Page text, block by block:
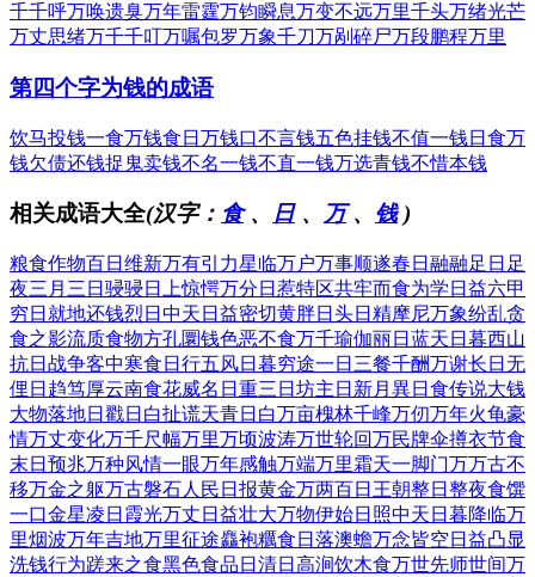
千千呼万唤遗臭万年雷霆万钧瞬息万变不远万里千头万绪光芒
万丈思绪万千千叮万嘱包罗万象千刀万剐 碎尸万段鹏程万里
第四个字为钱的成语
饮马投钱一食万钱食日万钱口不言钱五色挂钱不值一钱日食万
钱欠债还钱捉鬼卖钱不名一钱不直一钱万选青钱不惜本钱
相关成语大全(汉字： 食、 日、 万、 钱)
粮食作物百日维新万有引力星临万户万事顺遂春日融融足日足
夜三月三日 骎骎日上惊愕万分 日惹特区共牢而食为学日益六甲
穷日 就地还钱烈日中天 日益密切黄胖日头日精摩尼万象纷乱贪
食之影流质食物方孔圜钱色恶不食万千瑜伽丽日蓝天 日暮西山
抗日战争客中寒食 日行五风日暮穷途一日三餐千酬万谢长日无
俚 日趋笃厚云南食花威名日重三日坊主 日新月異日食传说大钱
大物落地日戳日白扯谎天青日白万亩槐林千峰万仞万年火龟豪
情万丈变化万千尺幅万里万顷波涛万世轮回万民牌伞撙衣节食
末日预兆万种风情一眼万年感触万端万里霜天一脚门万万古不
移万金之躯万古磐石人民日报黄金万两百日王朝整日整夜食馔
一口金星凌日 霞光万丈 日益壮大万物伊始日照中天 日暮降临万
里烟波万年吉地万里征途麤袍糲食 日落澳蟾万念皆空 日益凸显
洗钱行为蹉来之食黑色食品 日清日高涧饮木食万世先师世间万